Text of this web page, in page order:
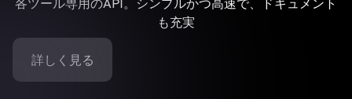
各ツール専用のAPI。シンプルかつ高速で、ドキュメント
も充実
詳しく見る